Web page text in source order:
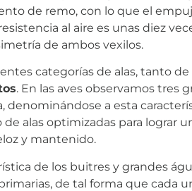
de remo, con lo que el
al aire es unas diez
de ambos vexilos.
categorías de alas, tanto
. En las aves observamos tres
a esta
alas optimizadas para lograr
y mantenido.
de los buitres y grandes
de tal forma que cada